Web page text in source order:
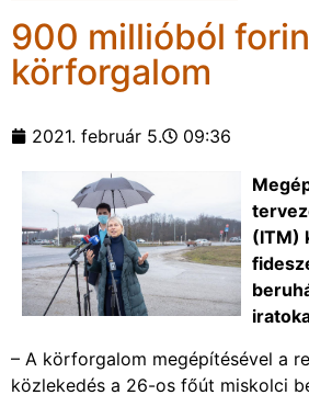
900 millióból
körforgalom
2021. február 5. 09:36
(ITM)
– A körforgalom megépítésével a
közlekedés a 26-os főút miskolci